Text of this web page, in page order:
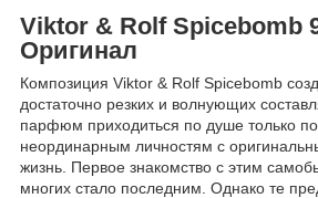
Viktor & Rolf Spicebomb
Оригинал
Композиция Viktor & Rolf Spicebomb
достаточно резких и волнующих
парфюм приходиться по душе только
неординарным личностям с
жизнь. Первое знакомство с этим
многих стало последним. Однако те